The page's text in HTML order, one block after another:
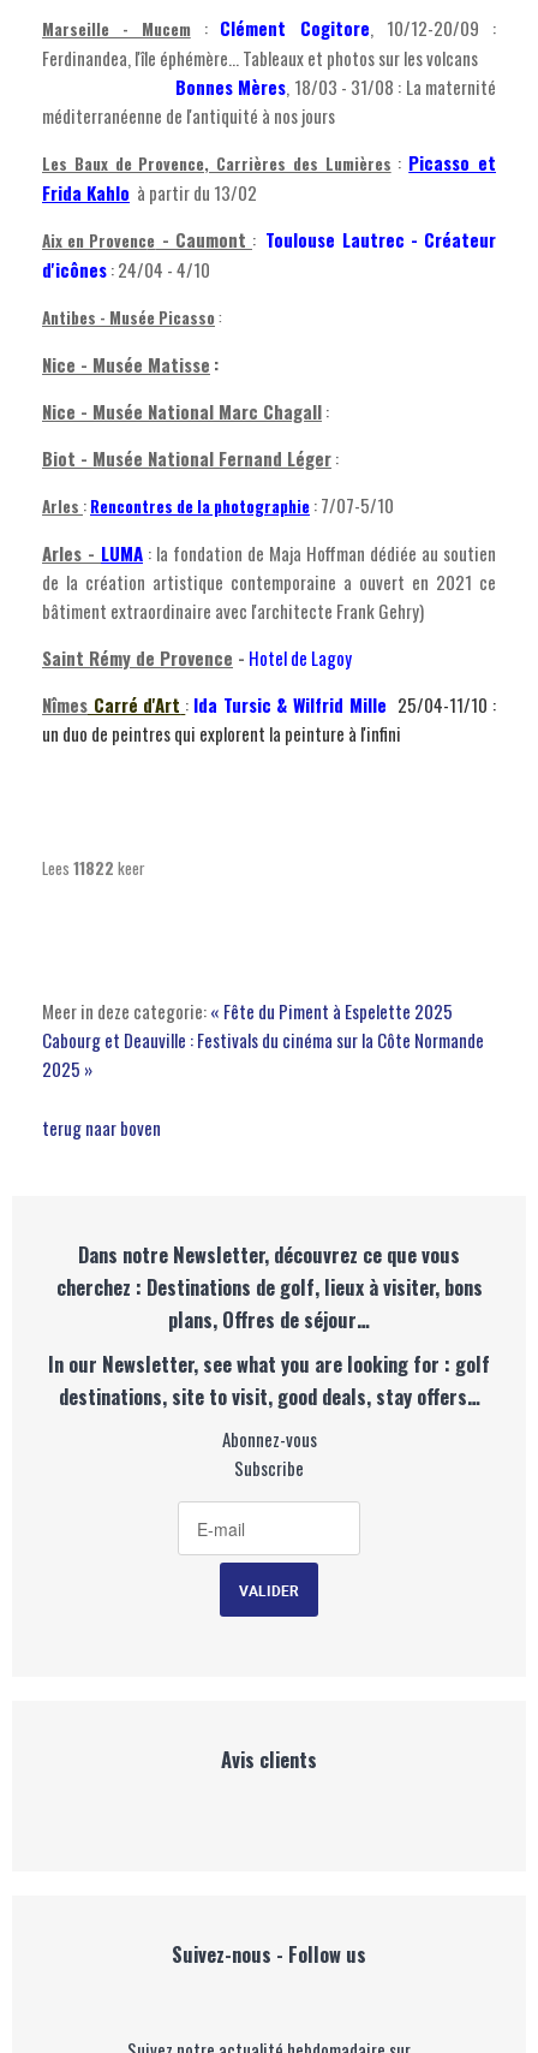
Marseille - Mucem : Clément Cogitore, 10/12-20/09 :
Ferdinandea, l'île éphémère... Tableaux et photos sur les volcans
Bonnes Mères, 18/03 - 31/08 : La maternité
méditerranéenne de l'antiquité à nos jours
Les Baux de Provence, Carrières des Lumières : Picasso et
Frida Kahlo à partir du 13/02
Aix en Provence - Caumont : Toulouse Lautrec - Créateur
d'icônes: 24/04 - 4/10
Antibes - Musée Picasso :
Nice - Musée Matisse :
Nice - Musée National Marc Chagall:
Biot - Musée National Fernand Léger:
Arles : Rencontres de la photographie : 7/07-5/10
Arles - LUMA : la fondation de Maja Hoffman dédiée au soutien
de la création artistique contemporaine a ouvert en 2021 ce
bâtiment extraordinaire avec l'architecte Frank Gehry)
Saint Rémy de Provence - Hotel de Lagoy
Nîmes Carré d'Art : Ida Tursic & Wilfrid Mille 25/04-11/10 :
un duo de peintres qui explorent la peinture à l'infini
Lees 11822 keer
Meer in deze categorie:« Fête du Piment à Espelette 2025
Cabourg et Deauville : Festivals du cinéma sur la Côte Normande
2025 »
terug naar boven
Dans notre Newsletter, découvrez ce que vous
cherchez : Destinations de golf, lieux à visiter, bons
plans, Offres de séjour…
In our Newsletter, see what you are looking for : golf
destinations, site to visit, good deals, stay offers…
Abonnez-vous
Subscribe
Avis clients
Suivez-nous - Follow us